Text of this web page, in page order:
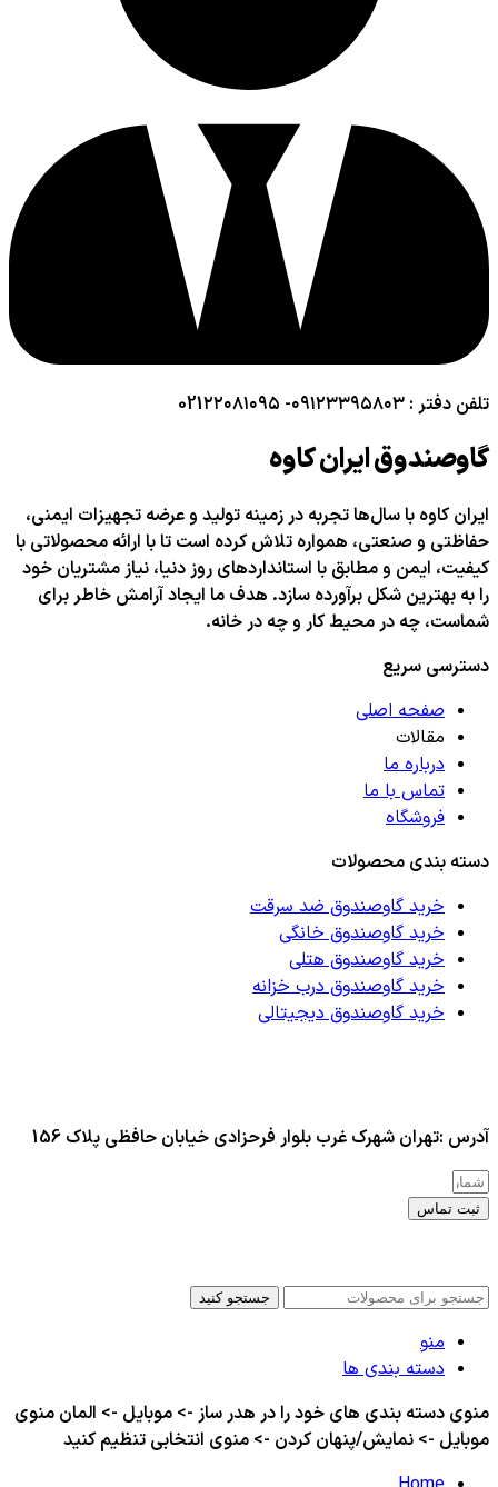
تلفن دفتر : ۰۹۱۲۳۳۹۵۸۰۳- 021۲۲۰۸۱۰۹۵
گاوصندوق ایران کاوه
ایران کاوه با سال‌ها تجربه در زمینه تولید و عرضه تجهیزات ایمنی،
حفاظتی و صنعتی، همواره تلاش کرده است تا با ارائه محصولاتی با
کیفیت، ایمن و مطابق با استانداردهای روز دنیا، نیاز مشتریان خود
را به بهترین شکل برآورده سازد. هدف ما ایجاد آرامش خاطر برای
شماست، چه در محیط کار و چه در خانه.
دسترسی سریع
صفحه اصلی
مقالات
درباره ما
تماس با ما
فروشگاه
دسته بندی محصولات
خرید گاوصندوق ضد سرقت
خرید گاوصندوق خانگی
خرید گاوصندوق هتلی
خرید گاوصندوق درب خزانه
خرید گاوصندوق دیجیتالی
آدرس :تهران شهرک غرب بلوار فرحزادی خیابان حافظی پلاک 156
ثبت تماس
جستجو کنید
منو
دسته بندی ها
منوی دسته بندی های خود را در هدر ساز -> موبایل -> المان منوی
موبایل -> نمایش/پنهان کردن -> منوی انتخابی تنظیم کنید